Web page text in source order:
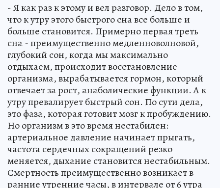
- Я как раз к этому и вел разговор. Дело в том,
что к утру этого быстрого сна все больше и
больше становится. Примерно первая треть
сна - преимущественно медленноволновой,
глубокий сон, когда мы максимально
отдыхаем, происходит восстановление
организма, вырабатывается гормон, который
отвечает за рост, анаболические функции. А к
утру превалирует быстрый сон. По сути дела,
это фаза, которая готовит мозг к пробуждению.
Но организм в это время нестабилен:
артериальное давление начинает прыгать,
частота сердечных сокращений резко
меняется, дыхание становится нестабильным.
Смертность преимущественно возникает в
ранние утренние часы, в интервале от 6 утра